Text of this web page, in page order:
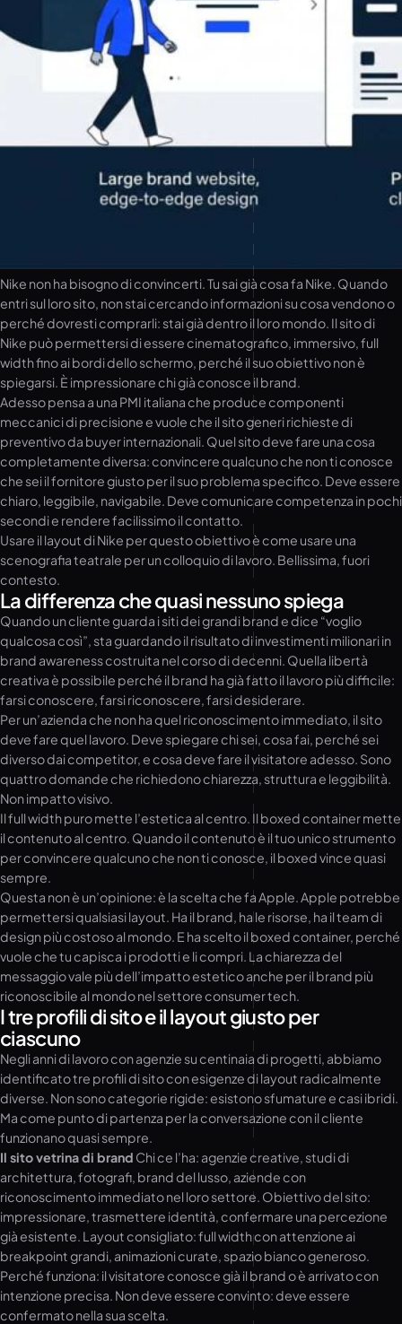
Nike non ha bisogno di convincerti. Tu sai già cosa fa Nike. Quando
entri sul loro sito, non stai cercando informazioni su cosa vendono o
perché dovresti comprarli: stai già dentro il loro mondo. Il sito di
Nike può permettersi di essere cinematografico, immersivo, full
width fino ai bordi dello schermo, perché il suo obiettivo non è
spiegarsi. È impressionare chi già conosce il brand.
Adesso pensa a una PMI italiana che produce componenti
meccanici di precisione e vuole che il sito generi richieste di
preventivo da buyer internazionali. Quel sito deve fare una cosa
completamente diversa: convincere qualcuno che non ti conosce
che sei il fornitore giusto per il suo problema specifico. Deve essere
chiaro, leggibile, navigabile. Deve comunicare competenza in pochi
secondi e rendere facilissimo il contatto.
Usare il layout di Nike per questo obiettivo è come usare una
scenografia teatrale per un colloquio di lavoro. Bellissima, fuori
contesto.
La differenza che quasi nessuno spiega
Quando un cliente guarda i siti dei grandi brand e dice “voglio
qualcosa così”, sta guardando il risultato di investimenti milionari in
brand awareness costruita nel corso di decenni. Quella libertà
creativa è possibile perché il brand ha già fatto il lavoro più difficile:
farsi conoscere, farsi riconoscere, farsi desiderare.
Per un’azienda che non ha quel riconoscimento immediato, il sito
deve fare quel lavoro. Deve spiegare chi sei, cosa fai, perché sei
diverso dai competitor, e cosa deve fare il visitatore adesso. Sono
quattro domande che richiedono chiarezza, struttura e leggibilità.
Non impatto visivo.
Il full width puro mette l’estetica al centro. Il boxed container mette
il contenuto al centro. Quando il contenuto è il tuo unico strumento
per convincere qualcuno che non ti conosce, il boxed vince quasi
sempre.
Questa non è un’opinione: è la scelta che fa Apple. Apple potrebbe
permettersi qualsiasi layout. Ha il brand, ha le risorse, ha il team di
design più costoso al mondo. E ha scelto il boxed container, perché
vuole che tu capisca i prodotti e li compri. La chiarezza del
messaggio vale più dell’impatto estetico anche per il brand più
riconoscibile al mondo nel settore consumer tech.
I tre profili di sito e il layout giusto per
ciascuno
Negli anni di lavoro con agenzie su centinaia di progetti, abbiamo
identificato tre profili di sito con esigenze di layout radicalmente
diverse. Non sono categorie rigide: esistono sfumature e casi ibridi.
Ma come punto di partenza per la conversazione con il cliente
funzionano quasi sempre.
Il sito vetrina di brand Chi ce l’ha: agenzie creative, studi di
architettura, fotografi, brand del lusso, aziende con
riconoscimento immediato nel loro settore. Obiettivo del sito:
impressionare, trasmettere identità, confermare una percezione
già esistente. Layout consigliato: full width con attenzione ai
breakpoint grandi, animazioni curate, spazio bianco generoso.
Perché funziona: il visitatore conosce già il brand o è arrivato con
intenzione precisa. Non deve essere convinto: deve essere
confermato nella sua scelta.